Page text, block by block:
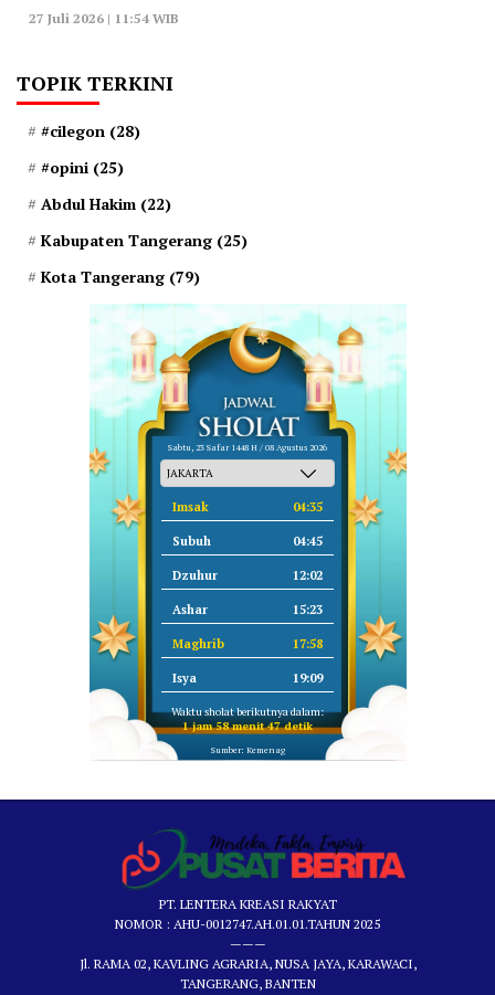
27 Juli 2026 | 11:54 WIB
TOPIK TERKINI
#cilegon (28)
#opini (25)
Abdul Hakim (22)
Kabupaten Tangerang (25)
Kota Tangerang (79)
Sabtu, 23 Safar 1448 H / 08 Agustus 2026
Imsak 04:35
Subuh 04:45
Dzuhur 12:02
Ashar 15:23
Maghrib 17:58
Isya 19:09
Waktu sholat berikutnya dalam:
1 jam 58 menit 47 detik
Sumber: Kemenag
PT. LENTERA KREASI RAKYAT
NOMOR : AHU-0012747.AH.01.01.TAHUN 2025
———
Jl. RAMA 02, KAVLING AGRARIA, NUSA JAYA, KARAWACI,
TANGERANG, BANTEN